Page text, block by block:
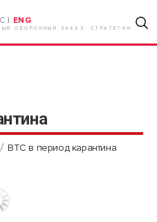
| ENG
ОБОРОННЫЙ ЗАКАЗ. СТРАТЕГИИ
ВТС в период карантина